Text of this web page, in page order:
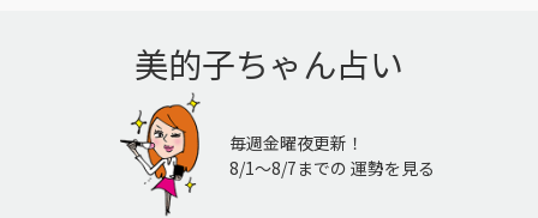
美的子ちゃん占い
毎週金曜夜更新！
8/1〜8/7までの 運勢を見る